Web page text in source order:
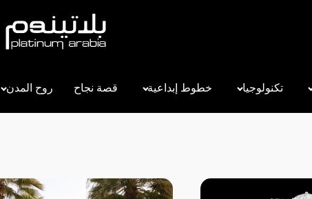
تكنولوجيا خطوط إبداعية قصة نجاح روح المدن